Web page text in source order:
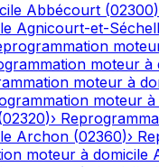
Abbécourt (02300)
Agnicourt-et-
moteur à
moteur à
moteur à
02320)›
Archon (02360)›
moteur à domicile